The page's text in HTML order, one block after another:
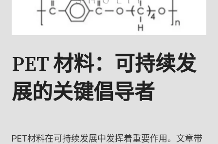
PET 材料：可持续发
展的关键倡导者
PET材料在可持续发展中发挥着重要作用。文章带